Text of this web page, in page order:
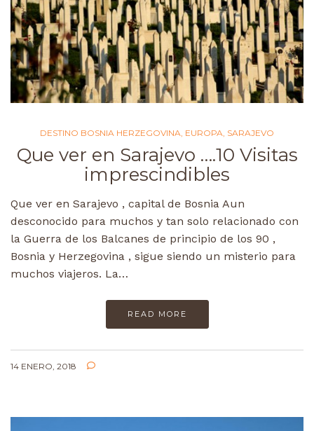
DESTINO BOSNIA HERZEGOVINA EUROPA SARAJEVO
Que ver en Sarajevo ….10 Visitas
imprescindibles
Que ver en Sarajevo , capital de Bosnia Aun
desconocido para muchos y tan solo relacionado con
la Guerra de los Balcanes de principio de los 90 ,
Bosnia y Herzegovina , sigue siendo un misterio para
muchos viajeros. La…
READ MORE
14 ENERO, 2018